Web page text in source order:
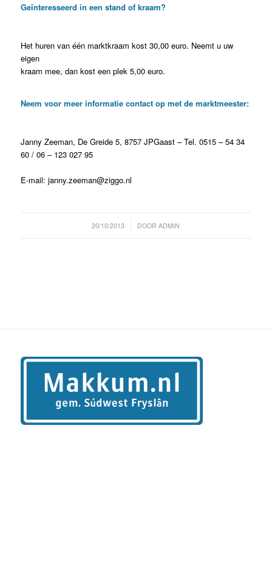
Geïnteresseerd in een stand of kraam?
Het huren van één marktkraam kost 30,00 euro. Neemt u uw
eigen
kraam mee, dan kost een plek 5,00 euro.
Neem voor meer informatie contact op met de marktmeester:
Janny Zeeman, De Greide 5, 8757 JPGaast – Tel. 0515 – 54 34
60 / 06 – 123 027 95
E-mail: janny.zeeman@ziggo.nl
20/10/2013
/ DOORADMIN